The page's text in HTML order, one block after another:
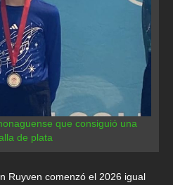
que consiguió una
de plata
Ruyven comenzó el 2026 igual